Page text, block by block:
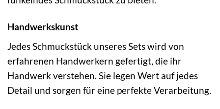
Handwerkskunst
Jedes Schmuckstück unseres Sets wird von
erfahrenen Handwerkern gefertigt, die ihr
Handwerk verstehen. Sie legen Wert auf jedes
Detail und sorgen für eine perfekte Verarbeitung.